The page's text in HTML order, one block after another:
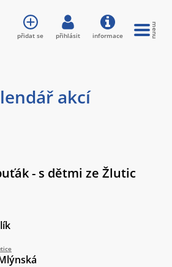
akcí
- s dětmi ze Žlutic
přidat se přihlásit informace